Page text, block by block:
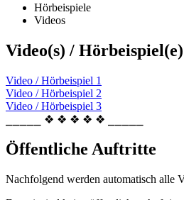
Hörbeispiele
Videos
Video(s) / Hörbeispiel(e)
Video / Hörbeispiel 1
Video / Hörbeispiel 2
Video / Hörbeispiel 3
⎯⎯⎯⎯⎯ ❖ ❖ ❖ ❖ ❖ ⎯⎯⎯⎯⎯
Öffentliche Auftritte
Nachfolgend werden automatisch alle